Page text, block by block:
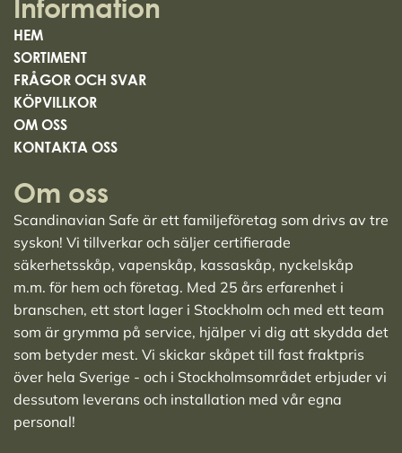
Information
HEM
SORTIMENT
FRÅGOR OCH SVAR
KÖPVILLKOR
OM OSS
KONTAKTA OSS
Om oss
Scandinavian Safe är ett familjeföretag som drivs av tre
syskon! Vi tillverkar och säljer certifierade
säkerhetsskåp, vapenskåp, kassaskåp, nyckelskåp
m.m. för hem och företag. Med 25 års erfarenhet i
branschen, ett stort lager i Stockholm och med ett team
som är grymma på service, hjälper vi dig att skydda det
som betyder mest. Vi skickar skåpet till fast fraktpris
över hela Sverige - och i Stockholmsområdet erbjuder vi
dessutom leverans och installation med vår egna
personal!